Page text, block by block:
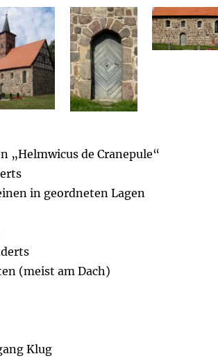
„Helmwicus de Cranepule“
in geordneten Lagen
(meist am Dach)
Klug